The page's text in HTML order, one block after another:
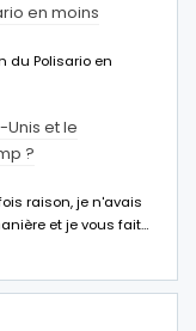
en moins
du Polisario en
Unis et le
?
raison, je n'avais
et je vous fait…